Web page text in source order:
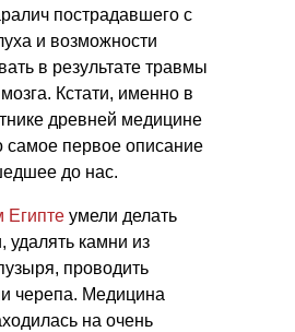
пострадавшего с
и возможности
в результате травмы
Кстати, именно в
древней медицине
самое первое описание
до нас.
Египте умели делать
удалять камни из
проводить
черепа. Медицина
на очень